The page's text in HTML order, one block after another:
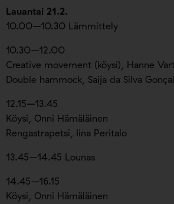
Lauantai 21.2.
10.00–10.30 Lämmittely
10.30–12.00
Creative movement (köysi), Hanne
Double hammock, Saija da Silva
12.15–13.45
Köysi, Onni Hämäläinen
Rengastrapetsi, Iina Peritalo
13.45–14.45 Lounas
14.45–16.15
Köysi, Onni Hämäläinen